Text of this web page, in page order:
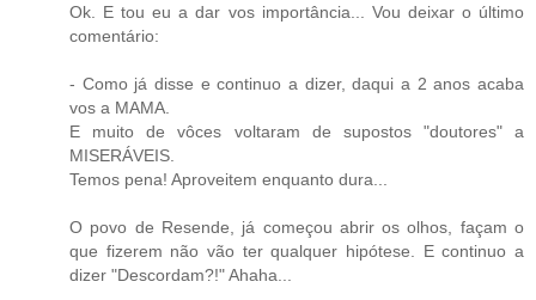
Ok. E tou eu a dar vos importância... Vou deixar o último
comentário:
- Como já disse e continuo a dizer, daqui a 2 anos acaba
vos a MAMA.
E muito de vôces voltaram de supostos "doutores" a
MISERÁVEIS.
Temos pena! Aproveitem enquanto dura...
O povo de Resende, já começou abrir os olhos, façam o
que fizerem não vão ter qualquer hipótese. E continuo a
dizer "Descordam?!" Ahaha...